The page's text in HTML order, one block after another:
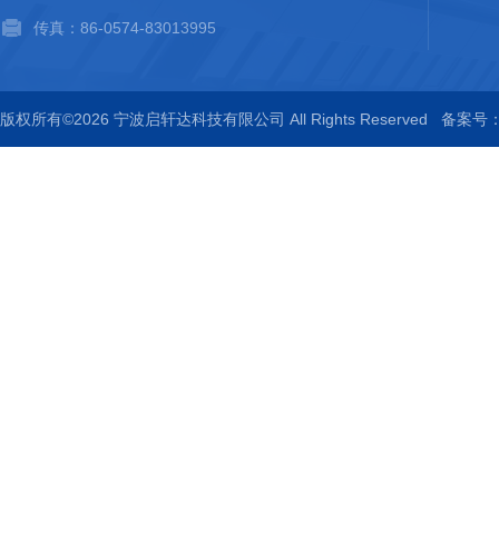
传真：86-0574-83013995
版权所有©2026 宁波启轩达科技有限公司 All Rights Reserved 备案号